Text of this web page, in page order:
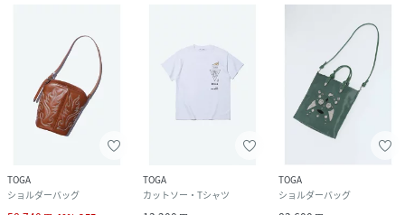
TOGA
ショルダーバッグ
TOGA
カットソー・Tシャツ
TOGA
ショルダーバッグ